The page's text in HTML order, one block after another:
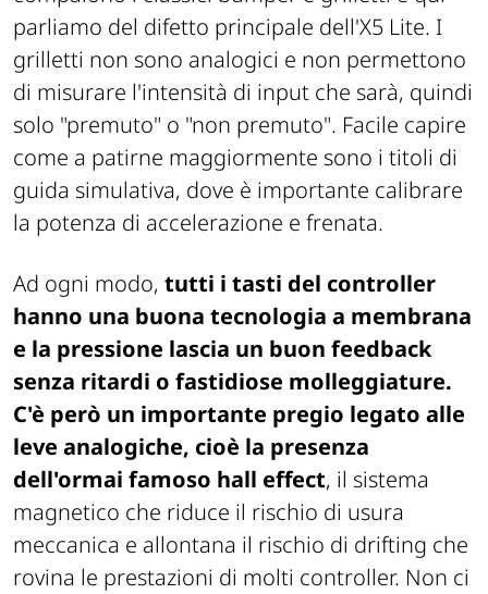
parliamo del difetto principale dell'X5 Lite. I
grilletti non sono analogici e non permettono
di misurare l'intensità di input che sarà, quindi
solo "premuto" o "non premuto". Facile capire
come a patirne maggiormente sono i titoli di
guida simulativa, dove è importante calibrare
la potenza di accelerazione e frenata.
Ad ogni modo, tutti i tasti del controller
hanno una buona tecnologia a membrana
e la pressione lascia un buon feedback
senza ritardi o fastidiose molleggiature.
C'è però un importante pregio legato alle
leve analogiche, cioè la presenza
dell'ormai famoso hall effect, il sistema
magnetico che riduce il rischio di usura
meccanica e allontana il rischio di drifting che
rovina le prestazioni di molti controller. Non ci